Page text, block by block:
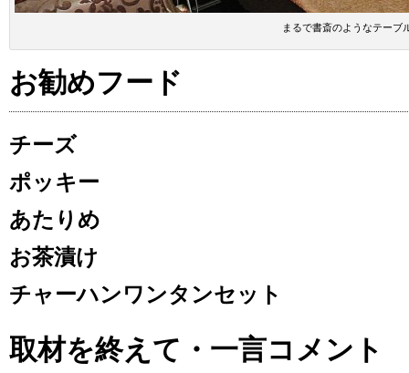
まるで書斎のようなテーブ
お勧めフード
チーズ
ポッキー
あたりめ
お茶漬け
チャーハンワンタンセット
取材を終えて・一言コメント